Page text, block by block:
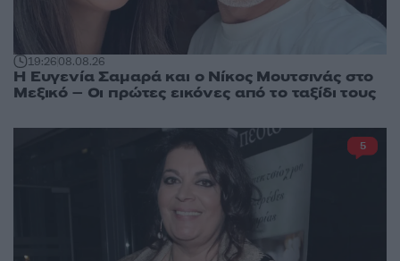
19:2608.08.26
Η Ευγενία Σαμαρά και ο Νίκος Μουτσινάς στο
Μεξικό – Οι πρώτες εικόνες από το ταξίδι τους
5